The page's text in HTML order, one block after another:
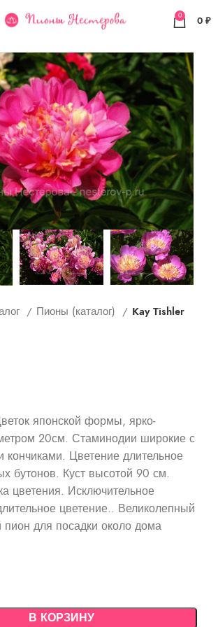
0 0 ₽
видео
Пионы (каталог) Kay Tishler
японской формы, ярко-
20см. Стаминодии широкие с
кончиками. Цветение длительное
бутонов. Куст высотой 90 см.
цветения. Исключительное
цветение.. Великолепный
для посадки около дома
В КОРЗИНУ